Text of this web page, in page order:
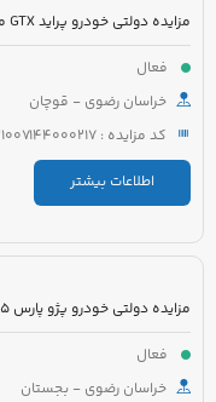
مزایده دولتی خودرو پراید GTX مدل 1383 رنگ سفید
فعال
خراسان رضوی - قوچان
کد مزایده : 5221007144000217
اطلاعات بیشتر
فعال
خراسان رضوی - بجستان